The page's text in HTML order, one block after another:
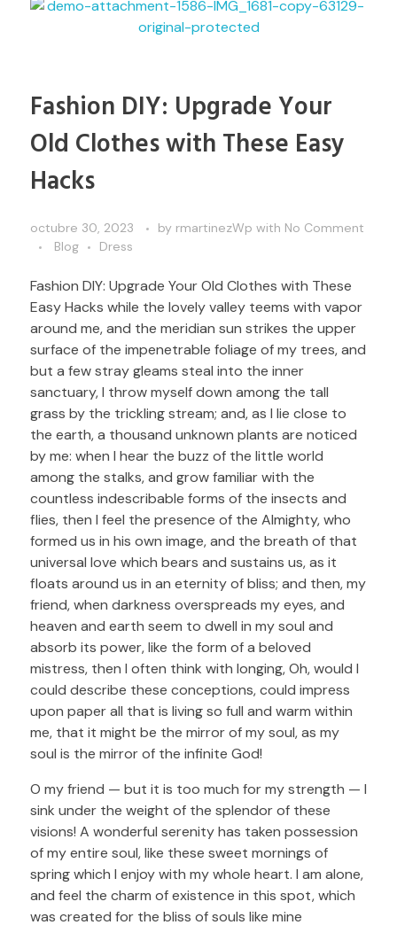
Fashion DIY: Upgrade Your
Old Clothes with These Easy
Hacks
octubre 30, 2023 by rmartinezWp with No Comment
Blog
Dress
Fashion DIY: Upgrade Your Old Clothes with These
Easy Hacks while the lovely valley teems with vapor
around me, and the meridian sun strikes the upper
surface of the impenetrable foliage of my trees, and
but a few stray gleams steal into the inner
sanctuary, I throw myself down among the tall
grass by the trickling stream; and, as I lie close to
the earth, a thousand unknown plants are noticed
by me: when I hear the buzz of the little world
among the stalks, and grow familiar with the
countless indescribable forms of the insects and
flies, then I feel the presence of the Almighty, who
formed us in his own image, and the breath of that
universal love which bears and sustains us, as it
floats around us in an eternity of bliss; and then, my
friend, when darkness overspreads my eyes, and
heaven and earth seem to dwell in my soul and
absorb its power, like the form of a beloved
mistress, then I often think with longing, Oh, would I
could describe these conceptions, could impress
upon paper all that is living so full and warm within
me, that it might be the mirror of my soul, as my
soul is the mirror of the infinite God!
O my friend — but it is too much for my strength — I
sink under the weight of the splendor of these
visions! A wonderful serenity has taken possession
of my entire soul, like these sweet mornings of
spring which I enjoy with my whole heart. I am alone,
and feel the charm of existence in this spot, which
was created for the bliss of souls like mine